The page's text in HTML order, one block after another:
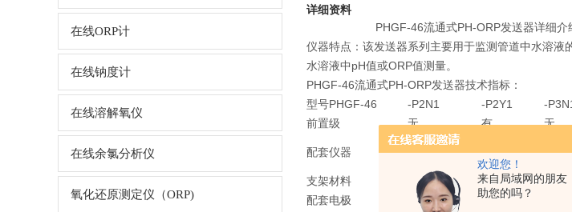
欢迎您！
来自局域网的朋友
助您的吗？
在线ORP计
在线钠度计
在线溶解氧仪
在线余氯分析仪
氧化还原测定仪（ORP)
详细资料
PHGF-46流通式PH-ORP发送器详细介
仪器特点：该发送器系列主要用于监测管道中水溶
水溶液中pH值或ORP值测量。
PHGF-46流通式PH-ORP发送器技术指标：
型号PHGF-46
-P2N1 -P2Y1 -
前置级
无 有 无
配套仪器
217D-1
21D
支架材料
PVC
配套电极
FG-991A